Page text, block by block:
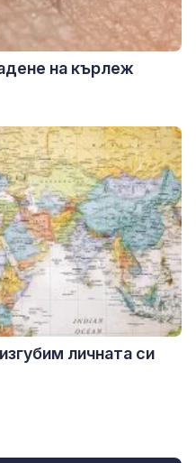
на кърлеж
личната си